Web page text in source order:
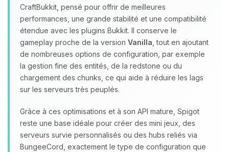
CraftBukkit, pensé pour offrir de meilleures
performances, une grande stabilité et une compatibilité
étendue avec les plugins Bukkit. Il conserve le
gameplay proche de la version Vanilla , tout en ajoutant
de nombreuses options de configuration, par exemple
la gestion fine des entités, de la redstone ou du
chargement des chunks, ce qui aide à réduire les lags
sur les serveurs très peuplés.
Grâce à ces optimisations et à son API mature, Spigot
reste une base idéale pour créer des mini jeux, des
serveurs survie personnalisés ou des hubs reliés via
BungeeCord, exactement le type de configuration que
Youpi, enfin quelqu’un pour me
parler ! Moi c’est Choupy, ton petit
assistant BoxToPlay. Dis-moi ce dont
tu as besoin et je vais remuer mes
petits circuits pour t’aider.
10/08/2026 à 19:53